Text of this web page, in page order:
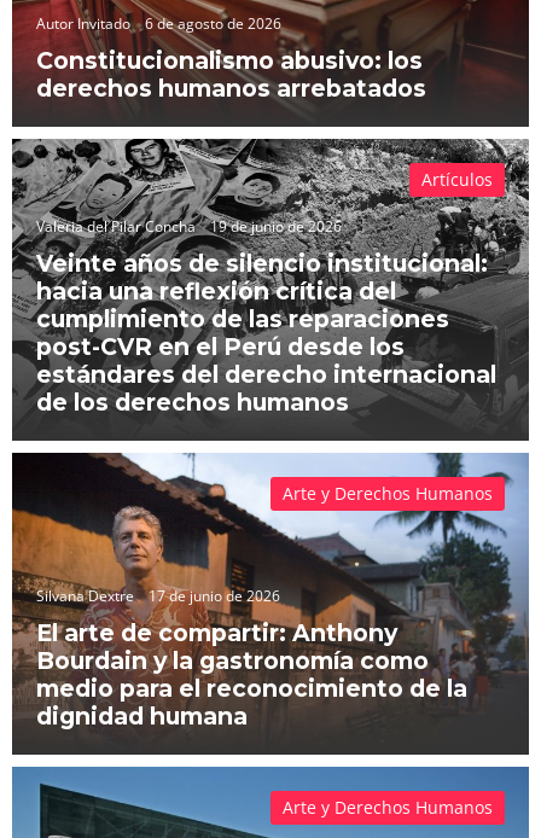
Autor Invitado 6 de agosto de 2026
Constitucionalismo abusivo: los
derechos humanos arrebatados
Valeria del Pilar Concha 19 de junio de 2026
Veinte años de silencio institucional:
hacia una reflexión crítica del
cumplimiento de las reparaciones
post-CVR en el Perú desde los
estándares del derecho internacional
de los derechos humanos
Artículos
Silvana Dextre 17 de junio de 2026
El arte de compartir: Anthony
Bourdain y la gastronomía como
medio para el reconocimiento de la
dignidad humana
Arte y Derechos Humanos
Arte y Derechos Humanos